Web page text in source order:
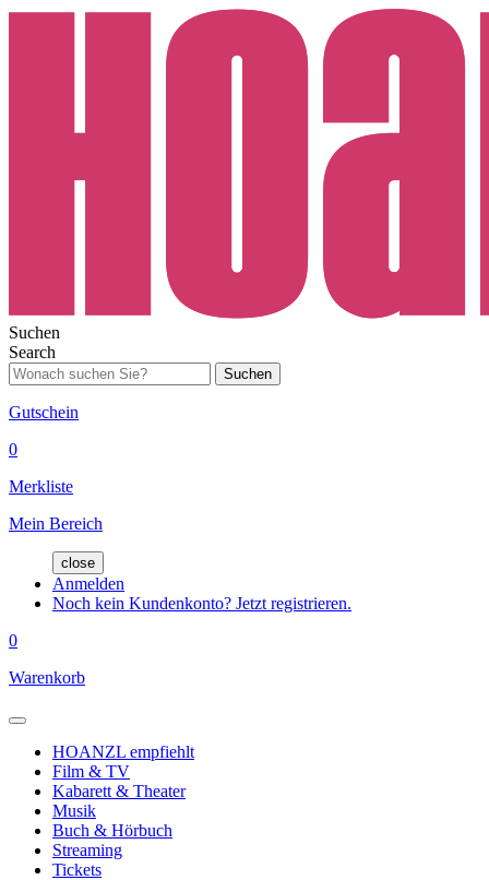
Suchen
Search
Suchen
Gutschein
0
Merkliste
Mein Bereich
close
Anmelden
Noch kein Kundenkonto? Jetzt registrieren.
0
Warenkorb
HOANZL empfiehlt
Film & TV
Kabarett & Theater
Musik
Buch & Hörbuch
Streaming
Tickets